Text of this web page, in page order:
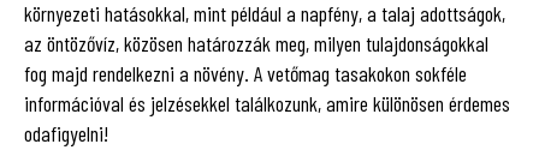
környezeti hatásokkal, mint például a napfény, a talaj adottságok,
az öntözővíz, közösen határozzák meg, milyen tulajdonságokkal
fog majd rendelkezni a növény. A vetőmag tasakokon sokféle
információval és jelzésekkel találkozunk, amire különösen érdemes
odafigyelni!